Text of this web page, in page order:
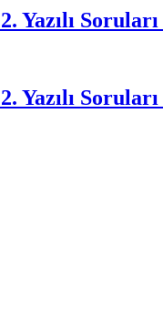
Yazılı Soruları
Yazılı Soruları